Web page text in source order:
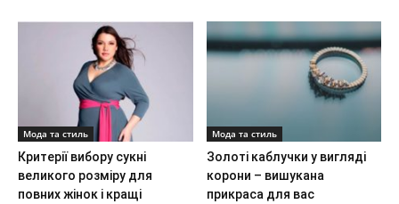
Мода та стиль
Критерії вибору сукні
великого розміру для
повних жінок і кращі
Мода та стиль
Золоті каблучки у вигляді
корони – вишукана
прикраса для вас